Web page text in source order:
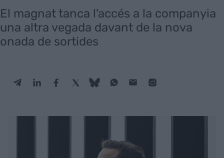
El magnat tanca l'accés a la companyia
una altra vegada davant de la nova
onada de sortides